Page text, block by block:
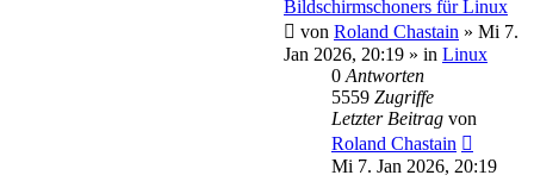
Bildschirmschoners für Linux
von Roland Chastain » Mi 7.
Jan 2026, 20:19 » in Linux
0 Antworten
5559 Zugriffe
Letzter Beitrag von
Roland Chastain
Mi 7. Jan 2026, 20:19